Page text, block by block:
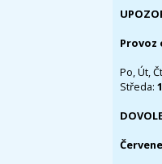
Provoz
Po, Út,
Středa: